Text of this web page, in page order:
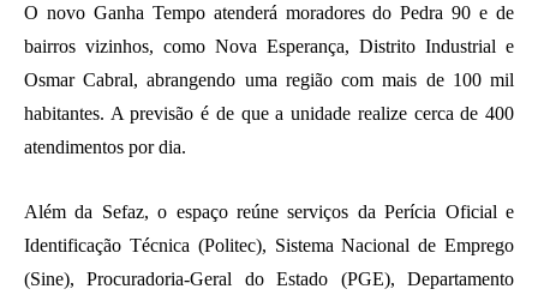
O novo Ganha Tempo atenderá moradores do Pedra 90 e de
bairros vizinhos, como Nova Esperança, Distrito Industrial e
Osmar Cabral, abrangendo uma região com mais de 100 mil
habitantes. A previsão é de que a unidade realize cerca de 400
atendimentos por dia.
Além da Sefaz, o espaço reúne serviços da Perícia Oficial e
Identificação Técnica (Politec), Sistema Nacional de Emprego
(Sine), Procuradoria-Geral do Estado (PGE), Departamento